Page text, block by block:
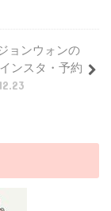
ョンウォンの
ンスタ・予約